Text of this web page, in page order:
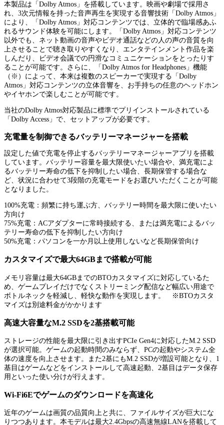
本製品は「Dolby Atmos」を搭載しています。映画や劇場で採用さ
れ、3次元情報を持った音声再生を実現する音響技術「Dolby Atmos」
により、「Dolby Atmos」対応コンテンツでは、立体的で臨場感あふ
れるサウンド体験を可能にします。「Dolby Atmos」対応コンテンツ
以外でも、ネット動画の音声やビデオ通話などの人の声の音質を向
上させることで聴き取りやすくなり、エンタテインメント作品を楽
しんだり、ビデオ会議での円滑なコミュニケーションをとったりす
ることが可能です。さらに、「Dolby Atmos for Headphones」機能
（※）によって、本来は複数のスピーカーで実現する「Dolby
Atmos」対応コンテンツの立体音響を、お手持ちの任意のヘッドホン
やイヤホンで楽しむことが可能です。
当社のDolby Atmos対応製品に標準でプリインストールされている
「Dolby Access」で、セットアップが必要です。
充電量を制御できるバッテリーマネージャーを搭載
設定した値で充電を停止するバッテリーマネージャーアプリを搭載
しています。バッテリー容量を最大限使いたい場合や、満充電によ
るバッテリー寿命の低下を抑制したい場合、長期保管する場合な
ど、状況に合わせて3段階の充電モードをお選びいただくことが可能
となりました。
100%充電：頻繁に持ち運ぶ方、バッテリー時間を最大限に使いたい
方向け
75%充電：ACアダプターに常時接続する、または満充電によるバッ
テリー寿命の低下を抑制したい方向け
50%充電：パソコンを一か月以上使用しないなど長期保管向け
カスタマイズで最大64GBまで搭載が可能
メモリ容量は最大64GBまでのBTOカスタマイズに対応しているた
め、ゲームプレイだけでなくストリーミング配信など幅広い用途で
ボトルネックを軽減し、軽快な動作を実現します。 ※BTOカスタ
マイズは別途料金がかかります
高速大容量なM.2 SSDを2基搭載可能
ストレージの性能を最大限に引き出すPCIe Gen4に対応したM.2 SSD
が選択可能。ゲームの起動時間のみならず、PCの起動やシステム全
体の速度を向上させます。また2基にもM.2 SSDが増設可能となり、1
基目はゲームなどをインストールして高速起動、2基目はデータ保存
用といった使い分けが行えます。
Wi-Fi6Eでゲームのダウンロードを高速化
近年のゲームは画質の品質向上と共に、ファイルサイズが巨大にな
りつつあります。本モデルは最大2.4Gbpsの高速無線LANを搭載して